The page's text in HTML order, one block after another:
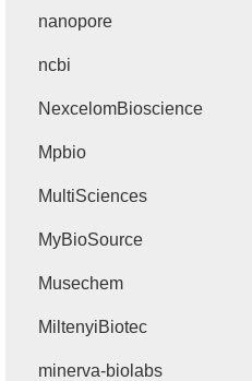
nanopore
ncbi
NexcelomBioscience
Mpbio
MultiSciences
MyBioSource
Musechem
MiltenyiBiotec
minerva-biolabs